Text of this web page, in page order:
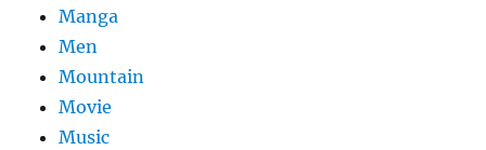
Manga
Men
Mountain
Movie
Music